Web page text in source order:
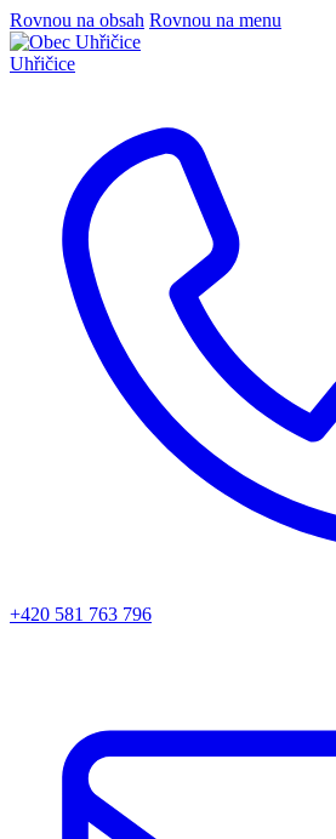
Rovnou na obsah Rovnou na menu
Uhřičice
+420 581 763 796